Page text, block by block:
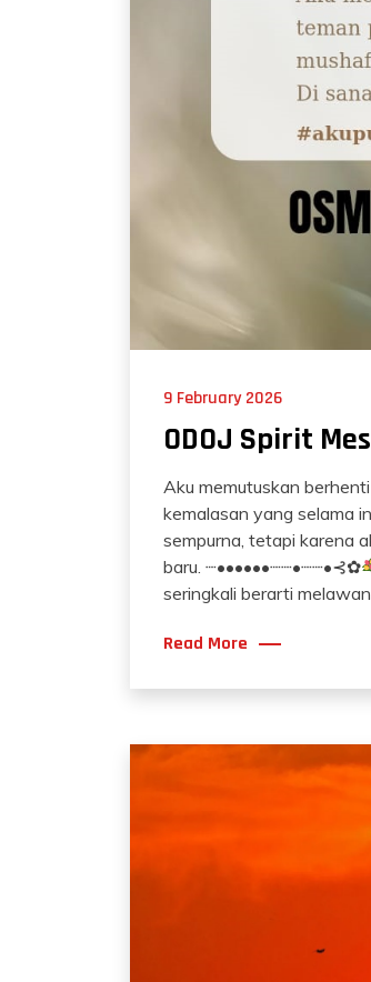
9 February 2026
ODOJ Spirit
Aku memutuskan
kemalasan yang selama
sempurna, tetapi karena
baru. ┈••••••┈┈•┈┈•⊰✿
seringkali berarti
Read More